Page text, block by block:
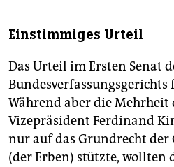
Einstimmiges Urteil
Das Urteil im Ersten Senat
Während aber die Mehrheit
Vizepräsident Ferdinand
nur auf das Grundrecht
(der Erben) stützte, wollten